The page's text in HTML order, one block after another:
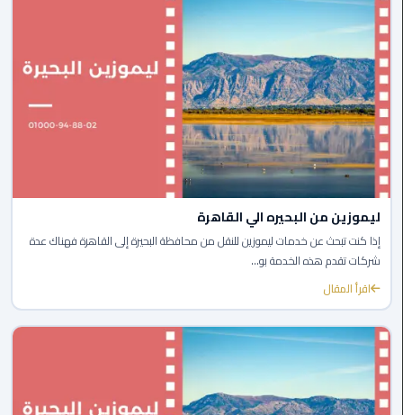
ليموزين
من
مطار
برج
العرب
إلى
القاهرة
ليموزين
الهرم
ليموزين
من
مطار
برج
العرب
الى
الساحل
الشمالي
ليموزين من البحيره الي القاهرة
إذا كنت تبحث عن خدمات ليموزين للنقل من محافظة البحيرة إلى القاهرة فهناك عدة
شركات تقدم هذه الخدمة بو...
اقرأ المقال